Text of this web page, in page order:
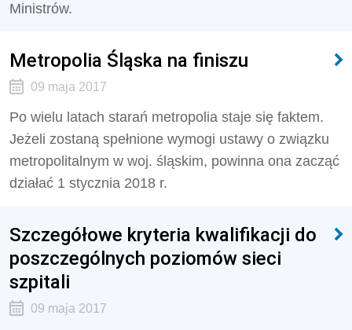
Ministrów.
Metropolia Śląska na finiszu
09 maja 2017
Po wielu latach starań metropolia staje się faktem.
Jeżeli zostaną spełnione wymogi ustawy o związku
metropolitalnym w woj. śląskim, powinna ona zacząć
działać 1 stycznia 2018 r.
Szczegółowe kryteria kwalifikacji do
poszczególnych poziomów sieci
szpitali
09 maja 2017